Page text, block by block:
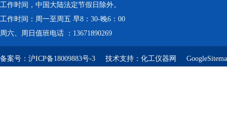
工作时间，中国大陆法定节假日除外。
工作时间：周一至周五 早8：30-晚6：00
周六、周日值班电话 ：13671890269
备案号： 沪ICP备18009883号-3 技术支持： 化工仪器网